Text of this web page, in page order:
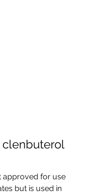
clenbuterol
approved for use
but is used in